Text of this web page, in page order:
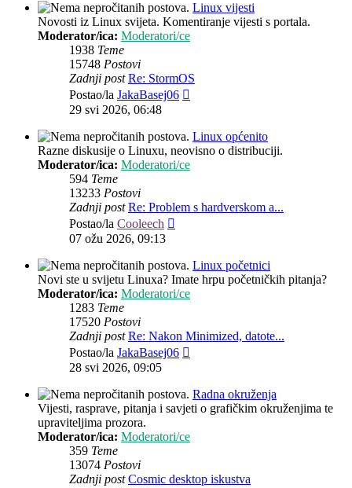
Linux vijesti
Novosti iz Linux svijeta. Komentiranje vijesti s portala.
Moderator/ica: Moderatori/ce
1938 Teme
15748 Postovi
Zadnji post Re: StormOS
Postao/la JakaBasej06
29 svi 2026, 06:48
Linux općenito
Razne diskusije o Linuxu, neovisno o distribuciji.
Moderator/ica: Moderatori/ce
594 Teme
13233 Postovi
Zadnji post Re: Problem s hardverskom a...
Postao/la Cooleech
07 ožu 2026, 09:13
Linux početnici
Novi ste u svijetu Linuxa? Imate hrpu početničkih pitanja?
Moderator/ica: Moderatori/ce
1283 Teme
17520 Postovi
Zadnji post Re: Nakon Minimized, datote...
Postao/la JakaBasej06
28 svi 2026, 09:05
Radna okruženja
Vijesti, rasprave, pitanja i savjeti o grafičkim okruženjima te
upraviteljima prozora.
Moderator/ica: Moderatori/ce
359 Teme
13074 Postovi
Zadnji post Cosmic desktop iskustva